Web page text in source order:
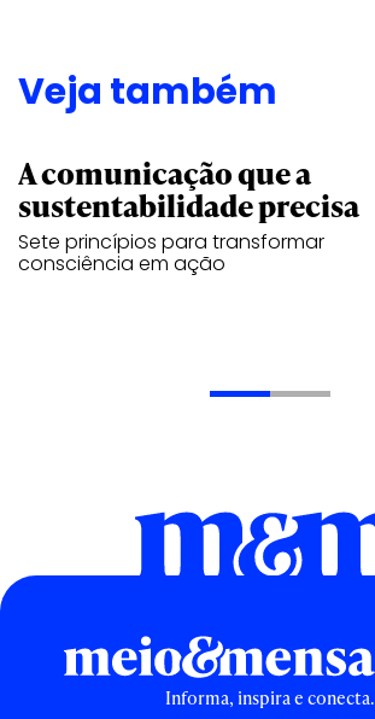
Veja também
A comunicação que a
sustentabilidade precisa
Sete princípios para transformar
consciência em ação
Informa, inspira e conecta.